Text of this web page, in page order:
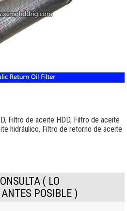
, Filtro de aceite HDD, Filtro de aceite
hidráulico, Filtro de retorno de aceite
( LO
POSIBLE )